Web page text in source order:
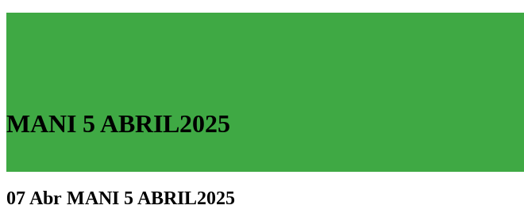
MANI 5 ABRIL2025
07 Abr MANI 5 ABRIL2025